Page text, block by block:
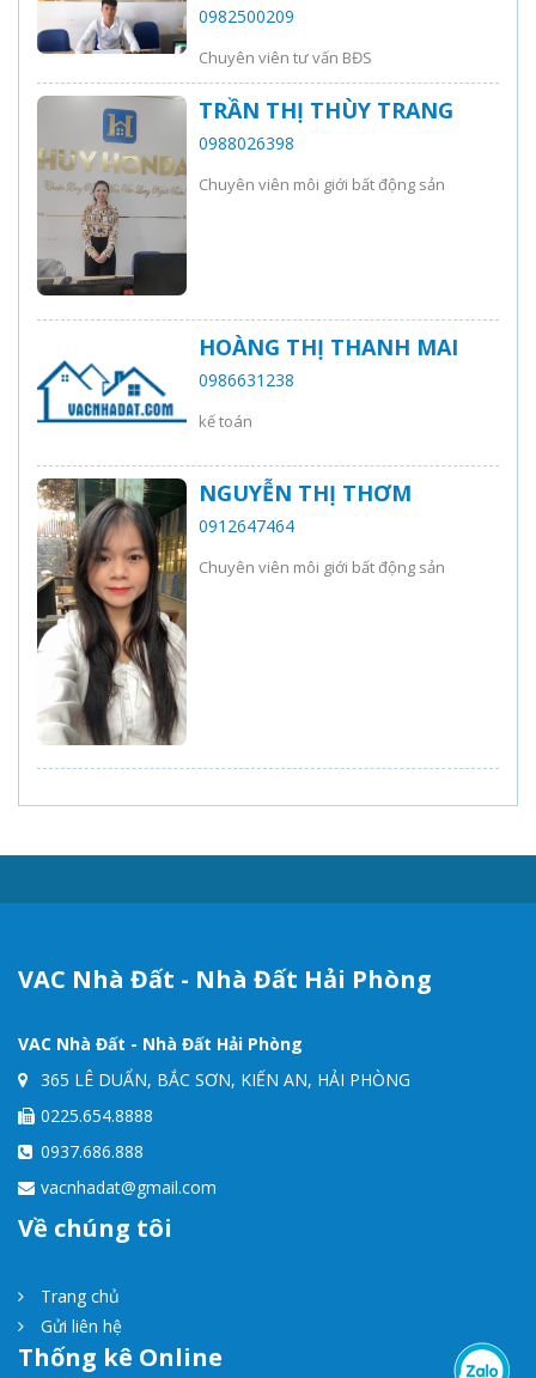
0982500209
Chuyên viên tư vấn BĐS
TRẦN THỊ THÙY TRANG
0988026398
Chuyên viên môi giới bất động sản
HOÀNG THỊ THANH MAI
0986631238
kế toán
NGUYỄN THỊ THƠM
0912647464
Chuyên viên môi giới bất động sản
VAC Nhà Đất - Nhà Đất Hải Phòng
VAC Nhà Đất - Nhà Đất Hải Phòng
365 LÊ DUẨN, BẮC SƠN, KIẾN AN, HẢI PHÒNG
0225.654.8888
0937.686.888
vacnhadat@gmail.com
Về chúng tôi
Trang chủ
Gửi liên hệ
Thống kê Online